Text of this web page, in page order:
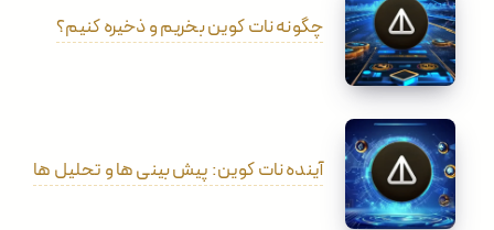
چگونه نات کوین بخریم و ذخیره کنیم؟
آینده نات کوین: پیش بینی ها و تحلیل ها